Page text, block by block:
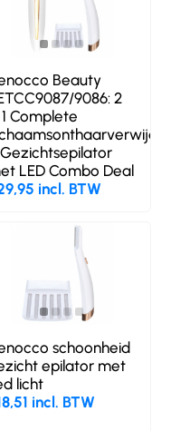
Beauty
9086: 2
1 Complete
LED Combo Deal
incl. BTW
schoonheid
epilator met
licht
incl. BTW